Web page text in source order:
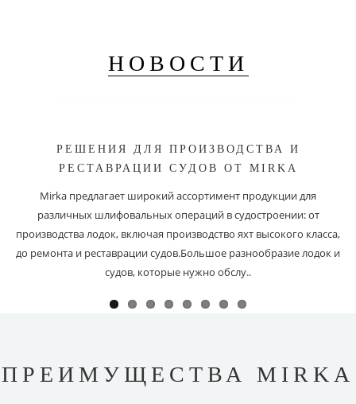
НОВОСТИ
РЕШЕНИЯ ДЛЯ ПРОИЗВОДСТВА И
РЕСТАВРАЦИИ СУДОВ ОТ MIRKA
Mirka предлагает широкий ассортимент продукции для
различных шлифовальных операций в судостроении: от
производства лодок, включая производство яхт высокого класса,
до ремонта и реставрации судов.Большое разнообразие лодок и
судов, которые нужно обслу..
ПРЕИМУЩЕСТВА MIRKA